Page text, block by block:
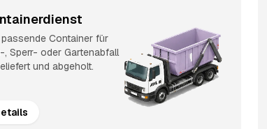
Container für
, Sperr- oder Gartenabfall
und abgeholt.